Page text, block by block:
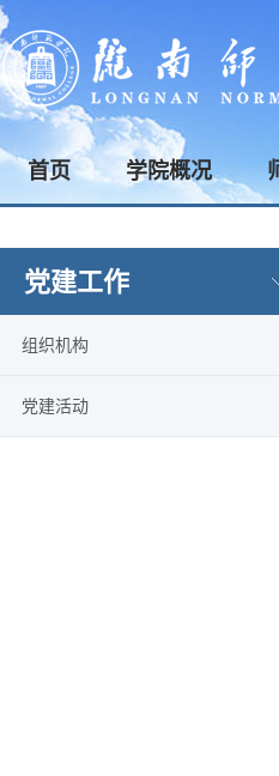
首页 学院概况
党建工作
组织机构
党建活动